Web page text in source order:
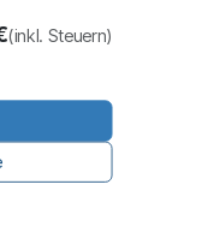
(inkl. Steuern)